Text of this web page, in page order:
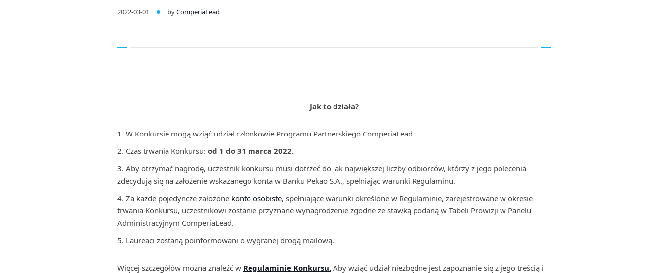
2022-03-01 byComperiaLead
Jak to działa?
W Konkursie mogą wziąć udział członkowie Programu Partnerskiego ComperiaLead.
Czas trwania Konkursu: od 1 do 31 marca 2022.
Aby otrzymać nagrodę, uczestnik konkursu musi dotrzeć do jak największej liczby odbiorców, którzy z jego polecenia
zdecydują się na założenie wskazanego konta w Banku Pekao S.A., spełniając warunki Regulaminu.
Za każde pojedyncze założone konto osobiste, spełniające warunki określone w Regulaminie, zarejestrowane w okresie
trwania Konkursu, uczestnikowi zostanie przyznane wynagrodzenie zgodne ze stawką podaną w Tabeli Prowizji w Panelu
Administracyjnym ComperiaLead.
Laureaci zostaną poinformowani o wygranej drogą mailową.
Więcej szczegółów można znaleźć w Regulaminie Konkursu.Aby wziąć udział niezbędne jest zapoznanie się z jego treścią i